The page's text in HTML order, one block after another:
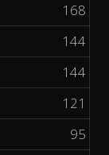
168
144
144
121
95